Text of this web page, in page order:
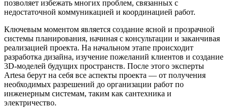
позволяет избежать многих проблем, связанных с
недостаточной коммуникацией и координацией работ.
Ключевым моментом является создание ясной и прозрачной
системы планирования, начиная с консультации и заканчивая
реализацией проекта. На начальном этапе происходит
разработка дизайна, изучение пожеланий клиентов и создание
3D-моделей будущих пространств. После этого эксперты
Artesa берут на себя все аспекты проекта — от получения
необходимых разрешений до организации работ по
инженерным системам, таким как сантехника и
электричество.